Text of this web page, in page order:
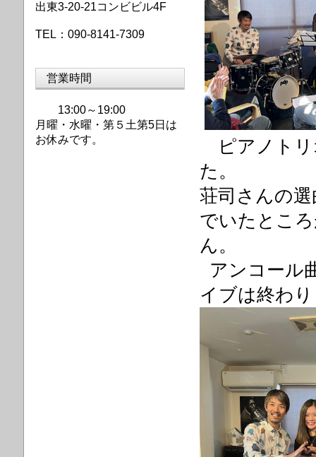
ピアノトリ
た。
荘司さんの
でいたとこ
ん。
アンコール
イブは終わ
出東3-20-21コンビビル4F
TEL：090-8141-7309
営業時間
13:00～19:00
月曜・水曜・第 ５土第5日は
お休みです。